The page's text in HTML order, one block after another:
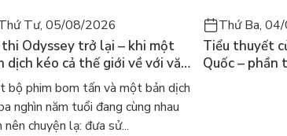
Tư, 05/08/2026
thi Odyssey trở lại – khi một
dịch kéo cả thế giới về với văn
kinh điển
bộ phim bom tấn và một bản dịch
nghìn năm tuổi đang cùng nhau
nên chuyện lạ: đưa sử...
Thứ Ba,
Tiểu thuyết
Quốc – phần